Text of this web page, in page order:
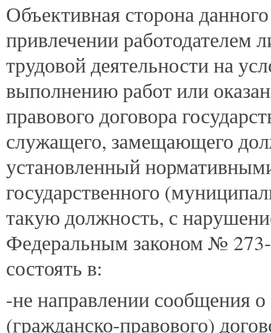
Объективная сторона
привлечении работодателем
трудовой деятельности на
выполнению работ или
правового договора
служащего, замещающего
установленный
государственного
такую должность, с
Федеральным законом №
состоять в:
-не направлении сообщения
(гражданско-правового)